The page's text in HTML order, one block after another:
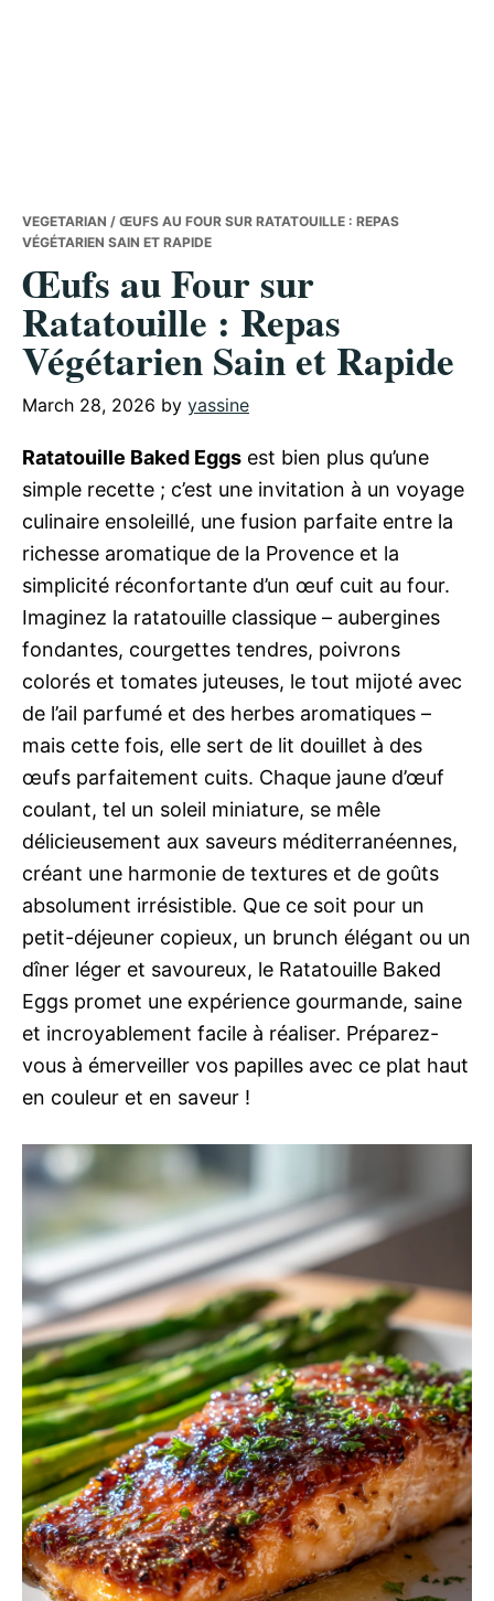
VEGETARIAN / ŒUFS AU FOUR SUR RATATOUILLE : REPAS
VÉGÉTARIEN SAIN ET RAPIDE
Œufs au Four sur
Ratatouille : Repas
Végétarien Sain et Rapide
March 28, 2026 by yassine
Ratatouille Baked Eggs est bien plus qu’une
simple recette ; c’est une invitation à un voyage
culinaire ensoleillé, une fusion parfaite entre la
richesse aromatique de la Provence et la
simplicité réconfortante d’un œuf cuit au four.
Imaginez la ratatouille classique – aubergines
fondantes, courgettes tendres, poivrons
colorés et tomates juteuses, le tout mijoté avec
de l’ail parfumé et des herbes aromatiques –
mais cette fois, elle sert de lit douillet à des
œufs parfaitement cuits. Chaque jaune d’œuf
coulant, tel un soleil miniature, se mêle
délicieusement aux saveurs méditerranéennes,
créant une harmonie de textures et de goûts
absolument irrésistible. Que ce soit pour un
petit-déjeuner copieux, un brunch élégant ou un
dîner léger et savoureux, le Ratatouille Baked
Eggs promet une expérience gourmande, saine
et incroyablement facile à réaliser. Préparez-
vous à émerveiller vos papilles avec ce plat haut
en couleur et en saveur !